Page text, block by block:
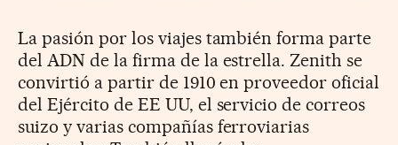
La pasión por los viajes también forma parte
del ADN de la firma de la estrella. Zenith se
convirtió a partir de 1910 en proveedor oficial
del Ejército de EE UU, el servicio de correos
suizo y varias compañías ferroviarias